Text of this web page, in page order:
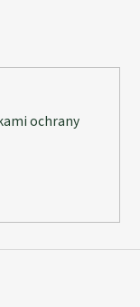
ochrany